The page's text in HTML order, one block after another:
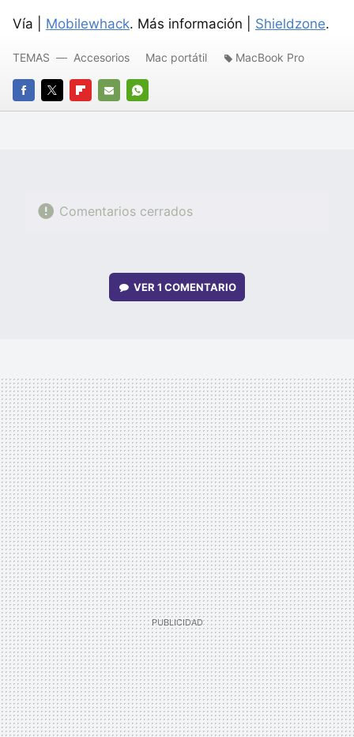
Vía | Mobilewhack. Más información | Shieldzone.
FACEBOOK
TWITTERFLIPBOARD
E-
WHATSAPP
TEMAS Accesorios Mac portátil MacBook Pro
Comentarios cerrados
VER 1 COMENTARIO